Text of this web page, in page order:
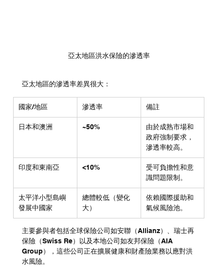
亞太地區洪水保險的滲透率
亞太地區的滲透率差異很大：
國家/地區 滲透率 備註
日本和澳洲 ~50%
由於成熟市場和
政府強制要求，
滲透率較高。
印度和東南亞 <10%
受可負擔性和意
識問題限制。
太平洋小型島嶼
發展中國家
總體較低（變化
大）
依賴國際援助和
氣候風險池。
主要參與者包括全球保險公司如安聯（Allianz）、瑞士再
保險（Swiss Re）以及本地公司如友邦保險（AIA
Group），這些公司正在擴展健康和財產險業務以應對洪
水風險。